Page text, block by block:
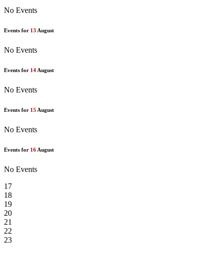
No Events
Events for 13 August
No Events
Events for 14 August
No Events
Events for 15 August
No Events
Events for 16 August
No Events
17
18
19
20
21
22
23